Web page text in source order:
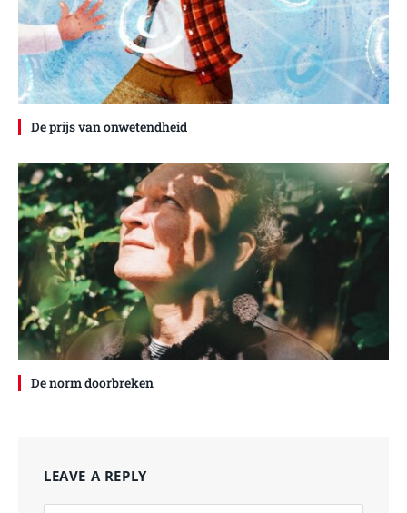
De prijs van onwetendheid
De norm doorbreken
LEAVE A REPLY